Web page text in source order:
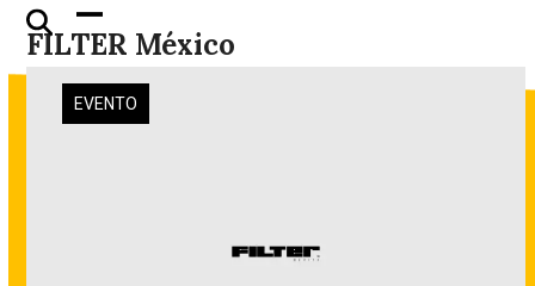
Skip
content
FILTER México
Open
mobile
menu
Close
mobile
menu
EVENTO